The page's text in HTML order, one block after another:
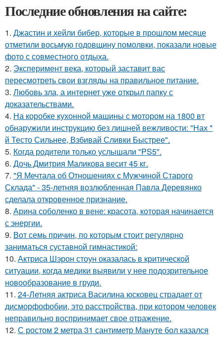
Последние обновления на сайте:
1. Джастин и хейли бибер, которые в прошлом месяце
отметили восьмую годовщину помолвки, показали новые
фото с совместного отдыха.
2. Эксперимент века, который заставит вас
пересмотреть свои взгляды на правильное питание.
3. Любовь зла, а интернет уже открыл папку с
доказательствами.
4. На коробке кухонной машины с мотором на 1800 вт
обнаружили инструкцию без лишней вежливости: "Нах *
й Тесто Сильнее, Взбивай Сливки Быстрее".
5. Когда родители только услышали "PS5".
6. Дочь Дмитрия Маликова весит 45 кг.
7. "Я Мечтала об Отношениях с Мужчиной Старого
Склада" - 35-летняя возлюбленная Павла Деревянко
сделала откровенное признание.
8. Арина соболенко в вене: красота, которая начинается
с энергии.
9. Вот семь причин, по которым стоит регулярно
заниматься суставной гимнастикой:
10. Актриса Шэрон стоун оказалась в критической
ситуации, когда медики выявили у нее подозрительное
новообразование в груди.
11. 24-Летняя актриса Василина юсковец страдает от
дисморфофобии, это расстройства, при котором человек
неправильно воспринимает свое отражение.
12. С ростом 2 метра 31 сантиметр Мануте бол казался